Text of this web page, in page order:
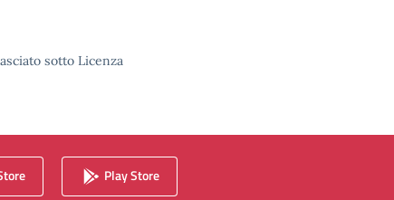
sotto Licenza
Play Store